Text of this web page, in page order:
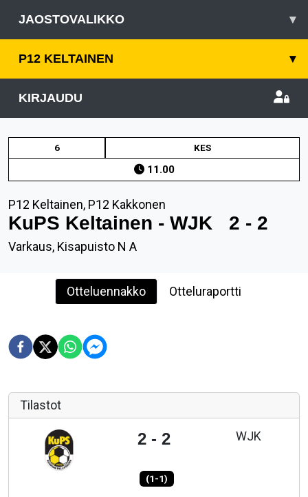
JAOSTOVALIKKO ▾
P12 KELTAINEN ▾
KIRJAUDU
6 KES
11.00
P12 Keltainen, P12 Kakkonen
KuPS Keltainen - WJK 2 - 2
Varkaus, Kisapuisto N A
Otteluennakko Otteluraportti
Tilastot
2 - 2 WJK
(1-1)